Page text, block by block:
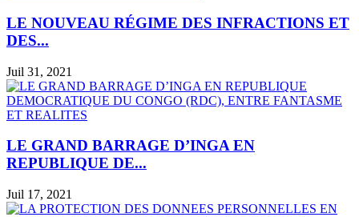
LE NOUVEAU RÉGIME DES INFRACTIONS ET
DES...
Juil 31, 2021
LE GRAND BARRAGE D’INGA EN
REPUBLIQUE DE...
Juil 17, 2021